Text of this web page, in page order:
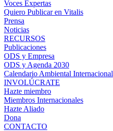
Voces Expertas
Quiero Publicar en Vitalis
Prensa
Noticias
RECURSOS
Publicaciones
ODS y Empresa
ODS y Agenda 2030
Calendario Ambiental Internacional
INVOLÚCRATE
Hazte miembro
Miembros Internacionales
Hazte Aliado
Dona
CONTACTO